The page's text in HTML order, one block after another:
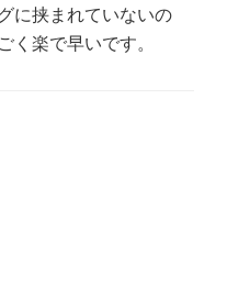
に挟まれていないの
く楽で早いです。